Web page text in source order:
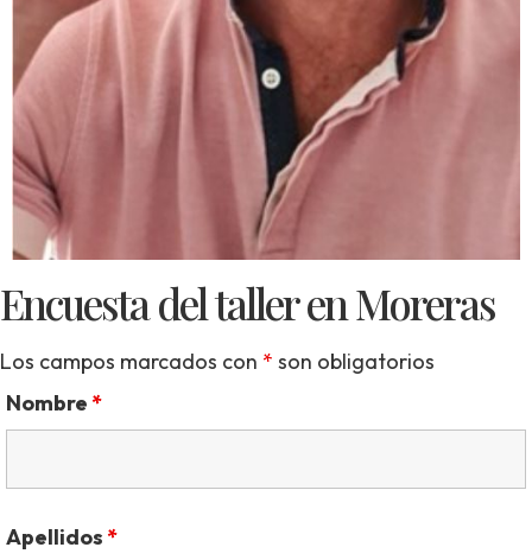
Encuesta del taller en Moreras
Los campos marcados con * son obligatorios
Nombre *
Apellidos *